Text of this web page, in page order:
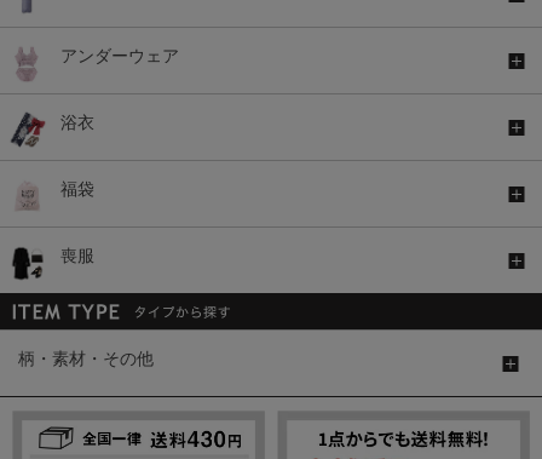
アンダーウェア
浴衣
福袋
喪服
柄・素材・その他